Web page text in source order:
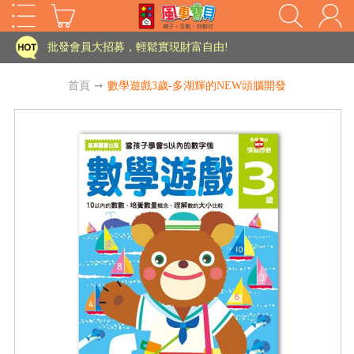
家長樂了!「風車書版集團暨FOOD超人企業總部」目前正興建中!
批發會員大招募，輕鬆實現財富自由!
老師您好!!幼教會員火熱招募中~
海外購物免煩惱！點我查看『海外購物流程說明』
批發會員大招募，輕鬆實現財富自由!
老師您好!!幼教會員火熱招募中~
海外購物免煩惱！點我查看『海外購物流程說明』
首頁 ➙ 數學遊戲3歲-多湖輝的NEW頭腦開發